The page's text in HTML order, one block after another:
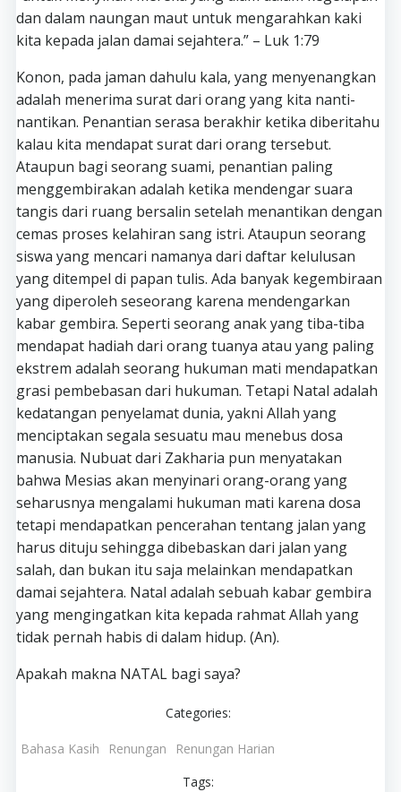
dan dalam naungan maut untuk mengarahkan kaki
kita kepada jalan damai sejahtera.” – Luk 1:79
Konon, pada jaman dahulu kala, yang menyenangkan
adalah menerima surat dari orang yang kita nanti-
nantikan. Penantian serasa berakhir ketika diberitahu
kalau kita mendapat surat dari orang tersebut.
Ataupun bagi seorang suami, penantian paling
menggembirakan adalah ketika mendengar suara
tangis dari ruang bersalin setelah menantikan dengan
cemas proses kelahiran sang istri. Ataupun seorang
siswa yang mencari namanya dari daftar kelulusan
yang ditempel di papan tulis. Ada banyak kegembiraan
yang diperoleh seseorang karena mendengarkan
kabar gembira. Seperti seorang anak yang tiba-tiba
mendapat hadiah dari orang tuanya atau yang paling
ekstrem adalah seorang hukuman mati mendapatkan
grasi pembebasan dari hukuman. Tetapi Natal adalah
kedatangan penyelamat dunia, yakni Allah yang
menciptakan segala sesuatu mau menebus dosa
manusia. Nubuat dari Zakharia pun menyatakan
bahwa Mesias akan menyinari orang-orang yang
seharusnya mengalami hukuman mati karena dosa
tetapi mendapatkan pencerahan tentang jalan yang
harus dituju sehingga dibebaskan dari jalan yang
salah, dan bukan itu saja melainkan mendapatkan
damai sejahtera. Natal adalah sebuah kabar gembira
yang mengingatkan kita kepada rahmat Allah yang
tidak pernah habis di dalam hidup. (An).
Apakah makna NATAL bagi saya?
Categories:
Bahasa Kasih Renungan
Renungan Harian
Tags: